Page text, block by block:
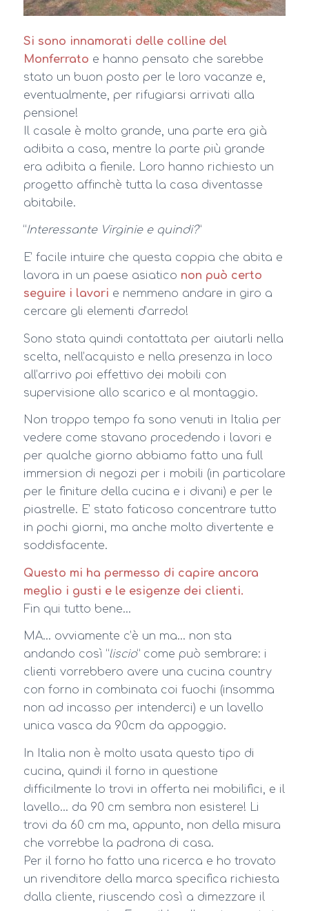
Si sono innamorati delle colline del
Monferrato e hanno pensato che sarebbe
stato un buon posto per le loro vacanze e,
eventualmente, per rifugiarsi arrivati alla
pensione!
Il casale è molto grande, una parte era già
adibita a casa, mentre la parte più grande
era adibita a fienile. Loro hanno richiesto un
progetto affinchè tutta la casa diventasse
abitabile.
“Interessante Virginie e quindi?”
E’ facile intuire che questa coppia che abita e
lavora in un paese asiatico non può certo
seguire i lavori e nemmeno andare in giro a
cercare gli elementi d’arredo!
Sono stata quindi contattata per aiutarli nella
scelta, nell’acquisto e nella presenza in loco
all’arrivo poi effettivo dei mobili con
supervisione allo scarico e al montaggio.
Non troppo tempo fa sono venuti in Italia per
vedere come stavano procedendo i lavori e
per qualche giorno abbiamo fatto una full
immersion di negozi per i mobili (in particolare
per le finiture della cucina e i divani) e per le
piastrelle. E’ stato faticoso concentrare tutto
in pochi giorni, ma anche molto divertente e
soddisfacente.
Questo mi ha permesso di capire ancora
meglio i gusti e le esigenze dei clienti.
Fin qui tutto bene…
MA… ovviamente c’è un ma… non sta
andando così “liscio” come può sembrare: i
clienti vorrebbero avere una cucina country
con forno in combinata coi fuochi (insomma
non ad incasso per intenderci) e un lavello
unica vasca da 90cm da appoggio.
In Italia non è molto usata questo tipo di
cucina, quindi il forno in questione
difficilmente lo trovi in offerta nei mobilifici, e il
lavello… da 90 cm sembra non esistere! Li
trovi da 60 cm ma, appunto, non della misura
che vorrebbe la padrona di casa.
Per il forno ho fatto una ricerca e ho trovato
un rivenditore della marca specifica richiesta
dalla cliente, riuscendo così a dimezzare il